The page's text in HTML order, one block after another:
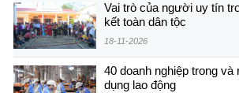
Vai trò của người uy tín
kết toàn dân tộc
18-11-2026
40 doanh nghiệp trong và
dụng lao động